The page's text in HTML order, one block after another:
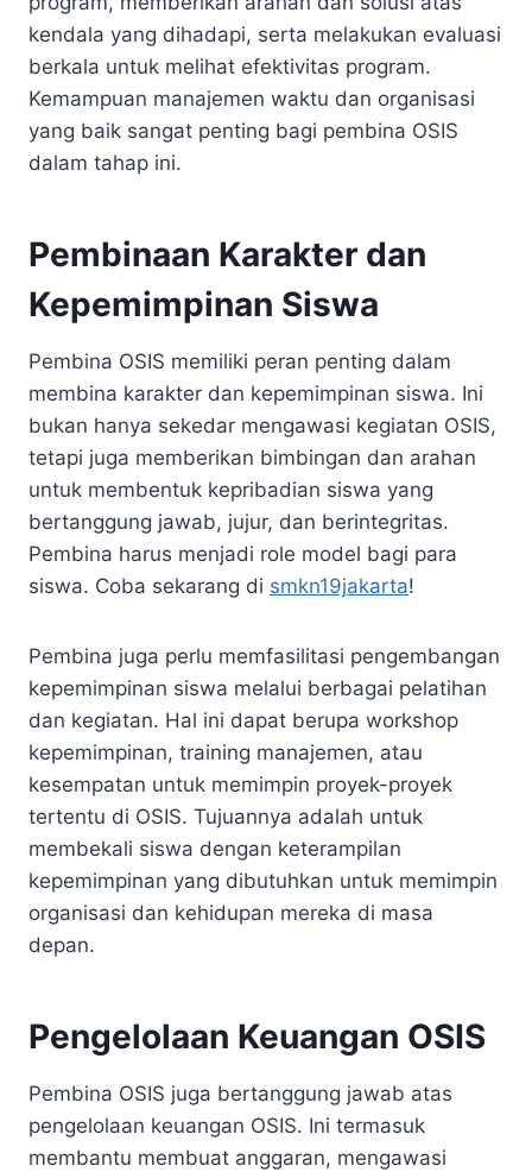
kendala yang dihadapi, serta melakukan evaluasi
berkala untuk melihat efektivitas program.
Kemampuan manajemen waktu dan organisasi
yang baik sangat penting bagi pembina OSIS
dalam tahap ini.
Pembinaan Karakter dan
Kepemimpinan Siswa
Pembina OSIS memiliki peran penting dalam
membina karakter dan kepemimpinan siswa. Ini
bukan hanya sekedar mengawasi kegiatan OSIS,
tetapi juga memberikan bimbingan dan arahan
untuk membentuk kepribadian siswa yang
bertanggung jawab, jujur, dan berintegritas.
Pembina harus menjadi role model bagi para
siswa. Coba sekarang di smkn19jakarta!
Pembina juga perlu memfasilitasi pengembangan
kepemimpinan siswa melalui berbagai pelatihan
dan kegiatan. Hal ini dapat berupa workshop
kepemimpinan, training manajemen, atau
kesempatan untuk memimpin proyek-proyek
tertentu di OSIS. Tujuannya adalah untuk
membekali siswa dengan keterampilan
kepemimpinan yang dibutuhkan untuk memimpin
organisasi dan kehidupan mereka di masa
depan.
Pengelolaan Keuangan OSIS
Pembina OSIS juga bertanggung jawab atas
pengelolaan keuangan OSIS. Ini termasuk
membantu membuat anggaran, mengawasi